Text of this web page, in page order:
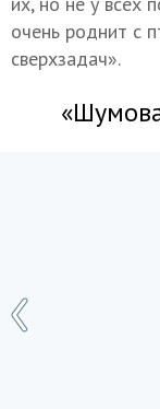
очень роднит с
сверхзадач».